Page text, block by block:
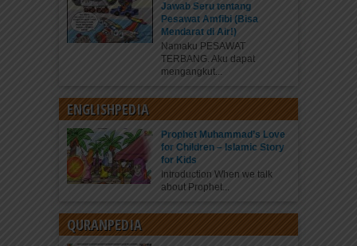
Jawab Seru tentang
Pesawat Amfibi (Bisa
Mendarat di Air!)
Namaku PESAWAT
TERBANG. Aku dapat
mengangkut...
ENGLISHPEDIA
Prophet Muhammad’s Love
for Children – Islamic Story
for Kids
Introduction When we talk
about Prophet...
QURANPEDIA